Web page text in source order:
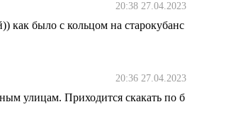
20:38 27.04.2023
как было с кольцом на старокубанс
20:36 27.04.2023
улицам. Приходится скакать по б